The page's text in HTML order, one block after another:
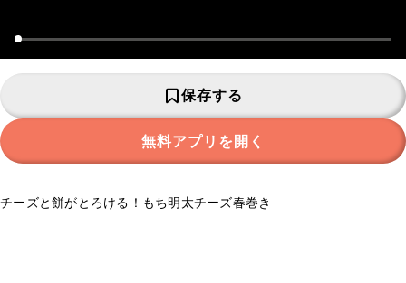
保存する
無料アプリを開く
チーズと餅がとろける！もち明太チーズ春巻き